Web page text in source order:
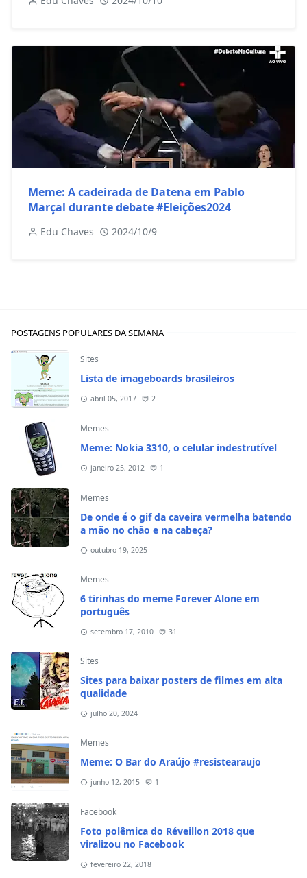
Meme: A cadeirada de Datena em Pablo
Marçal durante debate #Eleições2024
Edu Chaves 2024/10/9
POSTAGENS POPULARES DA SEMANA
Sites
Lista de imageboards brasileiros
abril 05, 2017 2
Memes
Meme: Nokia 3310, o celular indestrutível
janeiro 25, 2012 1
Memes
De onde é o gif da caveira vermelha batendo
a mão no chão e na cabeça?
outubro 19, 2025
Memes
6 tirinhas do meme Forever Alone em
português
setembro 17, 2010 31
Sites
Sites para baixar posters de filmes em alta
qualidade
julho 20, 2024
Memes
Meme: O Bar do Araújo #resistearaujo
junho 12, 2015 1
Facebook
Foto polêmica do Réveillon 2018 que
viralizou no Facebook
fevereiro 22, 2018